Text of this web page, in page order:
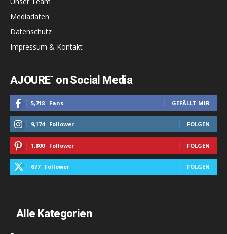
Mediadaten
Datenschutz
Impressum & Kontakt
AJOURE´ on Social Media
5,718 Fans GEFÄLLT MIR
9,174 Follower FOLGEN
1,800 Follower FOLGEN
677 Follower FOLGEN
Alle Kategorien